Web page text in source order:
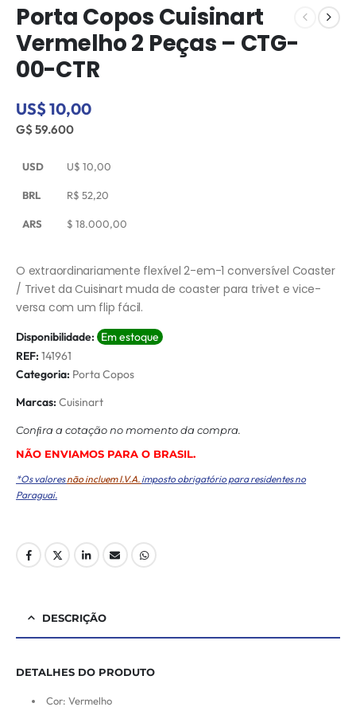
Porta Copos Cuisinart
Vermelho 2 Peças – CTG-
00-CTR
US$ 10,00
G$ 59.600
USD U$ 10,00
BRL R$ 52,20
ARS $ 18.000,00
O extraordinariamente flexível 2-em-1 conversível Coaster
/ Trivet da Cuisinart muda de coaster para trivet e vice-
versa com um flip fácil.
Disponibilidade: Em estoque
REF: 141961
Categoria: Porta Copos
Marcas: Cuisinart
Conﬁra a cotação no momento da compra.
NÃO ENVIAMOS PARA O BRASIL.
*Os valoresnão incluem I.V.A. imposto obrigatório para residentes no
Paraguai.
DESCRIÇÃO
DETALHES DO PRODUTO
Cor: Vermelho